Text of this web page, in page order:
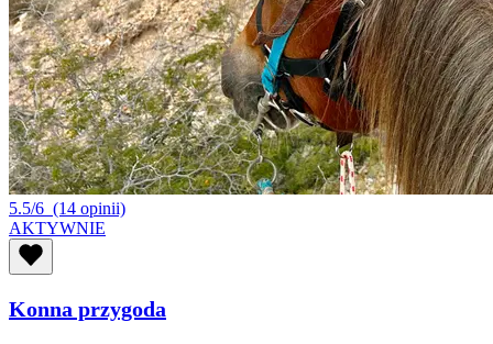
5.5/6 (14 opinii)
AKTYWNIE
Konna przygoda